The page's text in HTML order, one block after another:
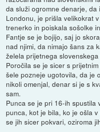
da služi ogromne denarje, da
Londonu, je prišla velikokrat
trenerko in poiskala sošolke
Fantje se je bojijo, saj jo
nad njimi, da nimajo šans za
želela prijetnega
Poročila se je sicer s
šele pozneje ugotovila, da je
nikoli omenjal, denar si je s
sam.
Punca se je pri 16-ih spustila
punca, kot je bila, ko je ošla
se jih sicer pokvari, oziroma